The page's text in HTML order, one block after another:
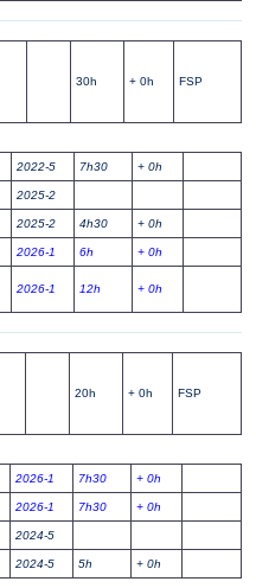
30h + 0h FSP
2022-5 7h30 + 0h
2025-2
2025-2 4h30 + 0h
2026-1 6h + 0h
2026-1 12h + 0h
20h + 0h FSP
2026-1 7h30 + 0h
2026-1 7h30 + 0h
2024-5
2024-5 5h + 0h